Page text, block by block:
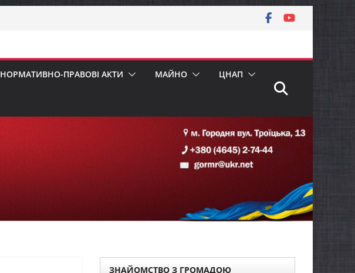
НОРМАТИВНО-ПРАВОВІ АКТИ МАЙНО ЦНАП
ЗНАЙОМСТВО З ГРОМАДОЮ